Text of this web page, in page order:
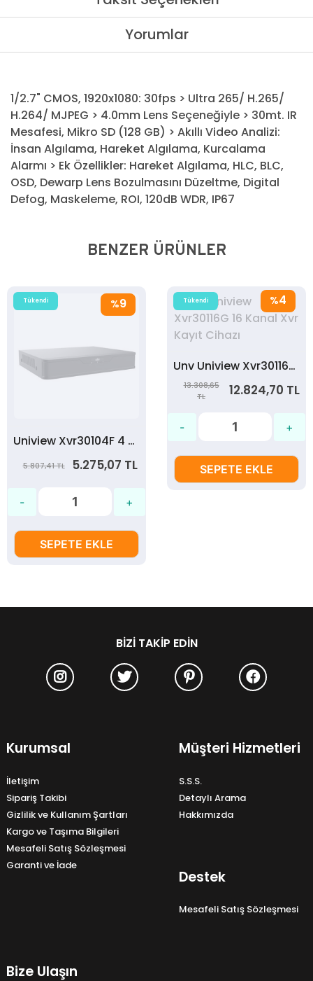
Yorumlar
1/2.7" CMOS, 1920x1080: 30fps > Ultra 265/ H.265/
H.264/ MJPEG > 4.0mm Lens Seçeneğiyle > 30mt. IR
Mesafesi, Mikro SD (128 GB) > Akıllı Video Analizi:
İnsan Algılama, Hareket Algılama, Kurcalama
Alarmı > Ek Özellikler: Hareket Algılama, HLC, BLC,
OSD, Dewarp Lens Bozulmasını Düzeltme, Digital
Defog, Maskeleme, ROI, 120dB WDR, IP67
BENZER ÜRÜNLER
%9
Tükendi
Uniview Xvr30104F 4 Kanal H.265 1 Disk Sesli Hibrit Kayıt Cihaz
5.807,41 TL 5.275,07 TL
SEPETE EKLE
%4
Tükendi
Unv Uniview Xvr30116G 16 Kanal Xvr Kayıt Cihazı
13.308,65
TL
12.824,70 TL
SEPETE EKLE
BIZI TAKIP EDIN
Kurumsal
İletişim
Sipariş Takibi
Gizlilik ve Kullanım Şartları
Kargo ve Taşıma Bilgileri
Mesafeli Satış Sözleşmesi
Garanti ve İade
Müşteri Hizmetleri
S.S.S.
Detaylı Arama
Hakkımızda
Destek
Mesafeli Satış Sözleşmesi
Bize Ulaşın